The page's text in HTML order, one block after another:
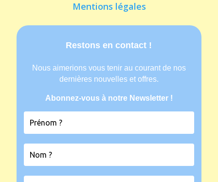
Mentions légales
Restons en contact !
Nous aimerions vous tenir au courant de nos
dernières nouvelles et offres.
Abonnez-vous à notre Newsletter !